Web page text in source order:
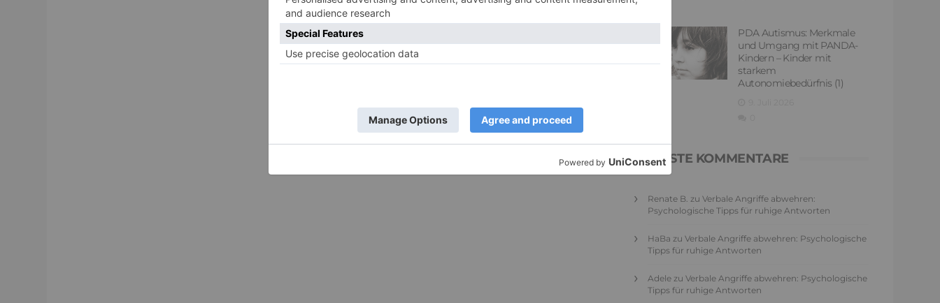
PDA Autismus: Merkmale
und Umgang mit PANDA-
Kindern – Kinder mit
starkem
Autonomiebedürfnis (1)
NEUESTE KOMMENTARE
Renate B. zu Verbale Angriffe abwehren:
Psychologische Tipps für ruhige Antworten
HaBa zu Verbale Angriffe abwehren: Psychologische
Tipps für ruhige Antworten
Adele zu Verbale Angriffe abwehren: Psychologische
Tipps für ruhige Antworten